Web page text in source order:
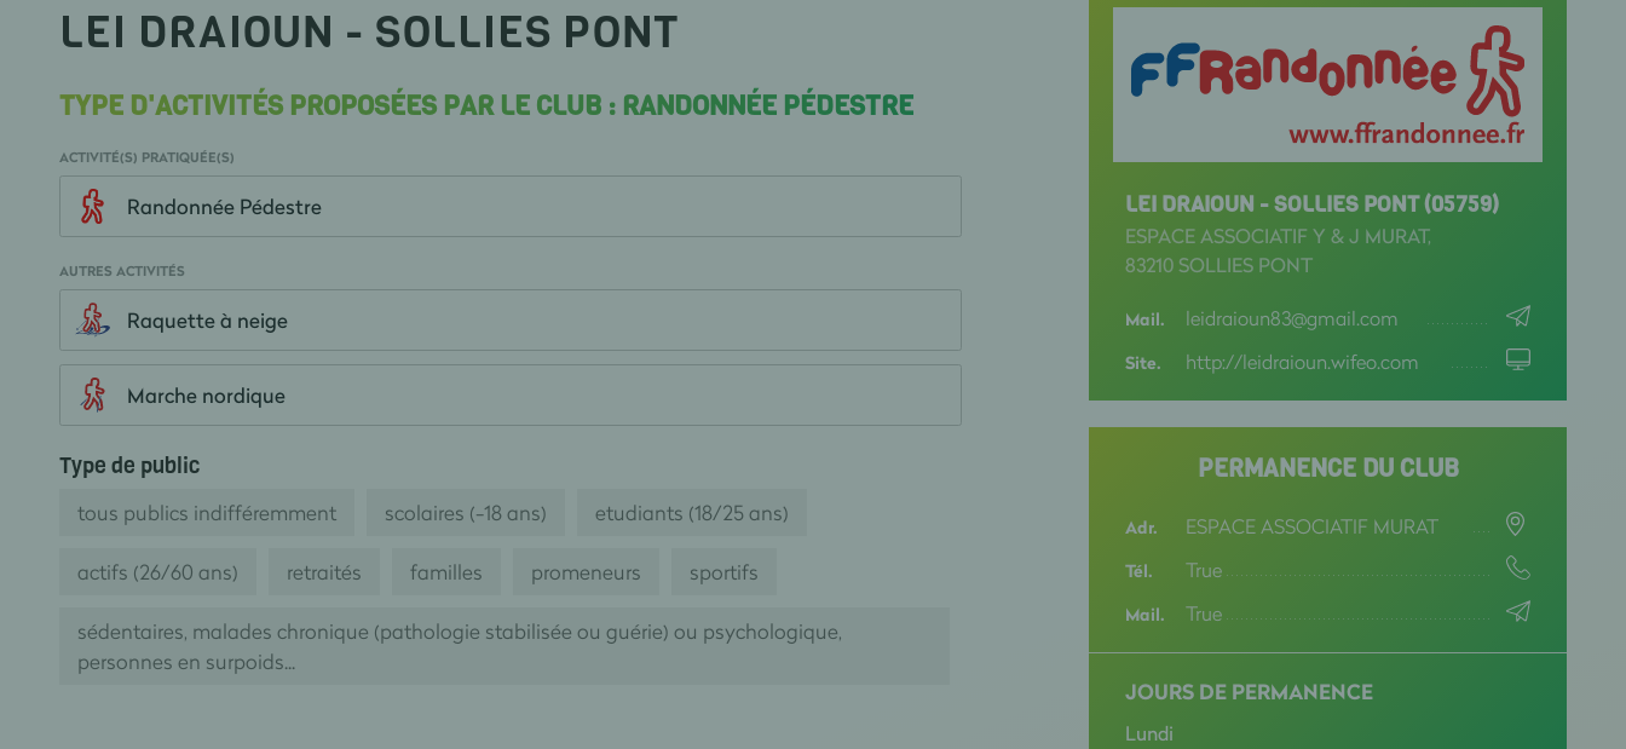
LEI DRAIOUN - SOLLIES PONT
TYPE D'ACTIVITÉS PROPOSÉES PAR LE CLUB : RANDONNÉE PÉDESTRE
ACTIVITÉ(S) PRATIQUÉE(S)
Randonnée Pédestre
AUTRES ACTIVITÉS
Raquette à neige
Marche nordique
Type de public
tous publics indifféremment scolaires (-18 ans) etudiants (18/25 ans)
actifs (26/60 ans) retraités familles promeneurs sportifs
sédentaires, malades chronique (pathologie stabilisée ou guérie) ou psychologique,
personnes en surpoids...
LEI DRAIOUN - SOLLIES PONT (05759)
ESPACE ASSOCIATIF Y & J MURAT,
83210 SOLLIES PONT
Mail. leidraioun83@gmail.com
Site. http://leidraioun.wifeo.com
PERMANENCE DU CLUB
Adr. ESPACE ASSOCIATIF MURAT
Tél. True
Mail. True
JOURS DE PERMANENCE
Lundi